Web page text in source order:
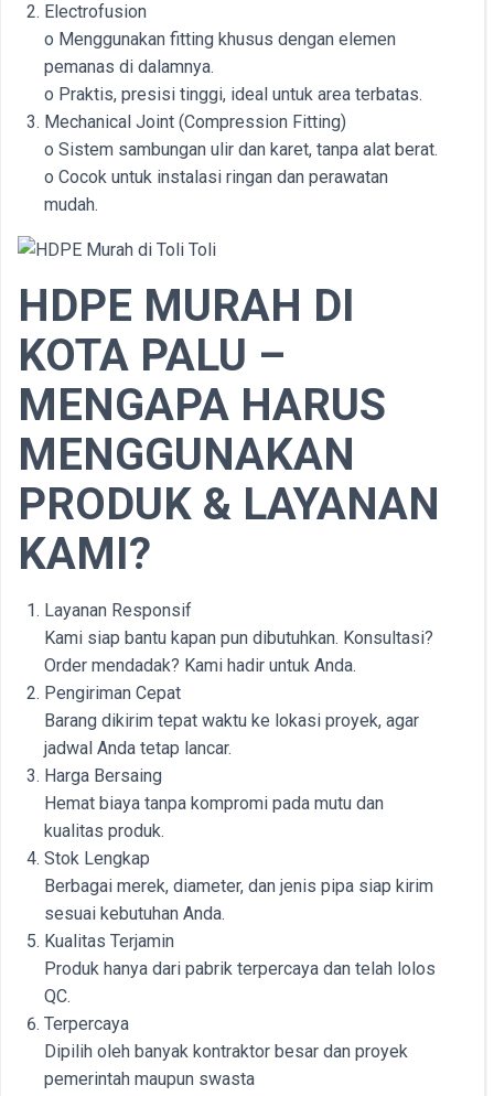
Electrofusion
o Menggunakan fitting khusus dengan elemen
pemanas di dalamnya.
o Praktis, presisi tinggi, ideal untuk area terbatas.
Mechanical Joint (Compression Fitting)
o Sistem sambungan ulir dan karet, tanpa alat berat.
o Cocok untuk instalasi ringan dan perawatan
mudah.
HDPE MURAH DI
KOTA PALU –
MENGAPA HARUS
MENGGUNAKAN
PRODUK & LAYANAN
KAMI?
Layanan Responsif
Kami siap bantu kapan pun dibutuhkan. Konsultasi?
Order mendadak? Kami hadir untuk Anda.
Pengiriman Cepat
Barang dikirim tepat waktu ke lokasi proyek, agar
jadwal Anda tetap lancar.
Harga Bersaing
Hemat biaya tanpa kompromi pada mutu dan
kualitas produk.
Stok Lengkap
Berbagai merek, diameter, dan jenis pipa siap kirim
sesuai kebutuhan Anda.
Kualitas Terjamin
Produk hanya dari pabrik terpercaya dan telah lolos
QC.
Terpercaya
Dipilih oleh banyak kontraktor besar dan proyek
pemerintah maupun swasta